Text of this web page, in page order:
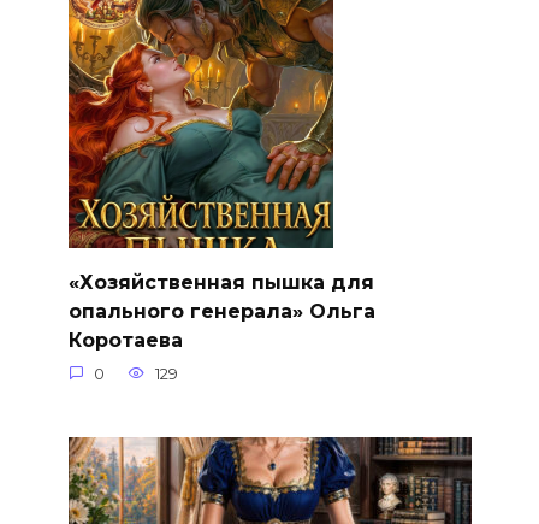
«Хозяйственная пышка для
опального генерала» Ольга
Коротаева
0 129